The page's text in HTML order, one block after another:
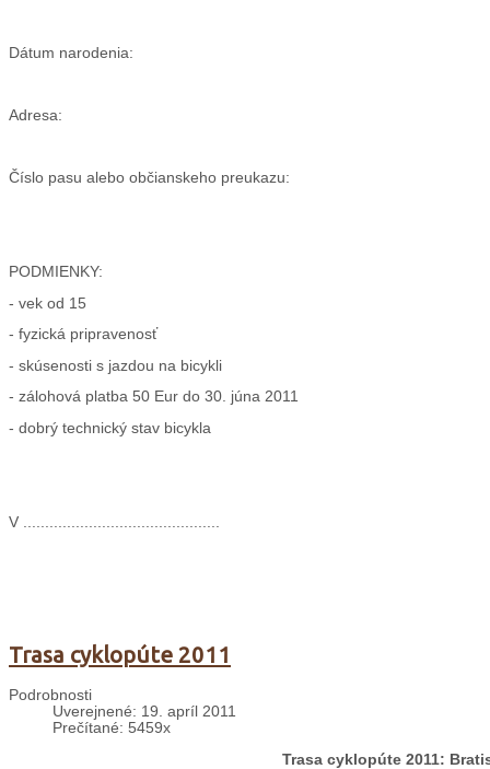
Dátum narodenia:
Adresa:
Číslo pasu alebo občianskeho preukazu:
PODMIENKY:
- vek od 15
- fyzická pripravenosť
- skúsenosti s jazdou na bicykli
- zálohová platba 50 Eur do 30. júna 2011
- dobrý technický stav bicykla
V .............................................
Trasa cyklopúte 2011
Podrobnosti
Uverejnené: 19. apríl 2011
Prečítané: 5459x
Trasa cyklopúte 2011: